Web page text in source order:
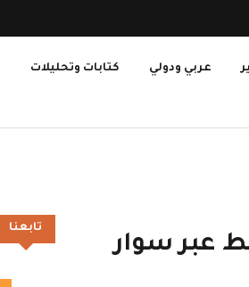
عربي ودولي كتابات وتحليلات
عبر سوار
تابعنا